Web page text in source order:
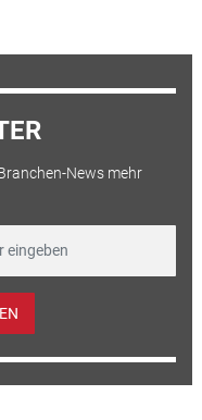
News mehr